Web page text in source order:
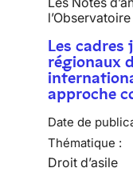
l’Observatoire
Les cadres
régionaux
approche
Date de
Thématique :
Droit d’asile